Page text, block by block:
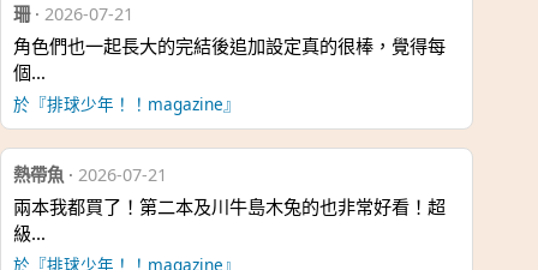
珊· 2026-07-21
角色們也一起長大的完結後追加設定真的很棒，覺得每
個…
於『排球少年！！magazine』
熱帶魚 · 2026-07-21
兩本我都買了！第二本及川牛島木兔的也非常好看！超
級…
於『排球少年！！magazine』